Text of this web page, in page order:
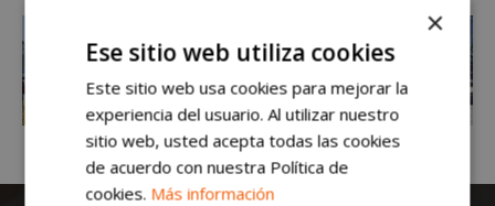
×
Ese sitio web utiliza cookies
Este sitio web usa cookies para mejorar la
experiencia del usuario. Al utilizar nuestro
sitio web, usted acepta todas las cookies
de acuerdo con nuestra Política de
cookies. Más información